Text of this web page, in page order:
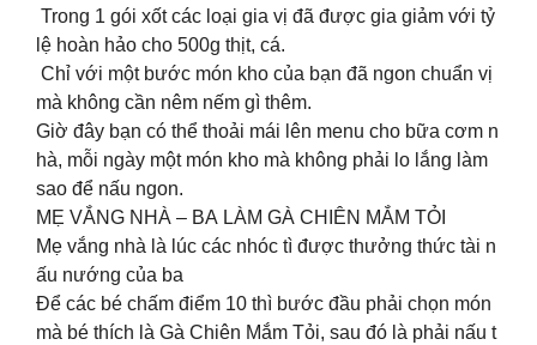
Trong 1 gói xốt các loại gia vị đã được gia giảm với tỷ
lệ hoàn hảo cho 500g thịt, cá.
Chỉ với một bước món kho của bạn đã ngon chuẩn vị
mà không cần nêm nếm gì thêm.
Giờ đây bạn có thể thoải mái lên menu cho bữa cơm n
hà, mỗi ngày một món kho mà không phải lo lắng làm
sao để nấu ngon.
MẸ VẮNG NHÀ – BA LÀM GÀ CHIÊN MẮM TỎI
Mẹ vắng nhà là lúc các nhóc tì được thưởng thức tài n
ấu nướng của ba
Để các bé chấm điểm 10 thì bước đầu phải chọn món
mà bé thích là Gà Chiên Mắm Tỏi, sau đó là phải nấu t